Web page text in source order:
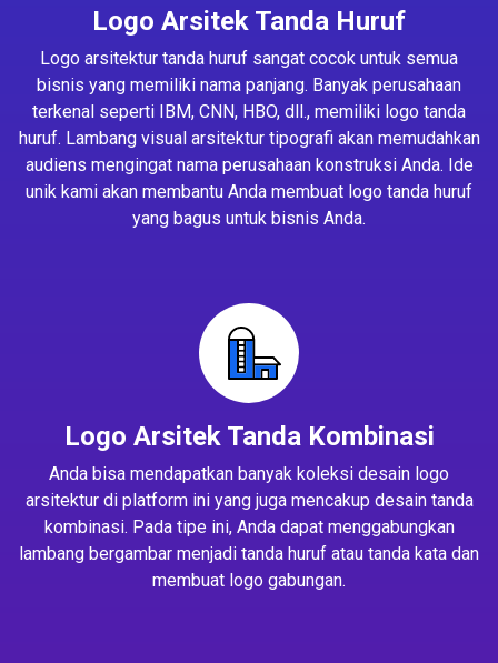
Logo Arsitek Tanda Huruf
Logo arsitektur tanda huruf sangat cocok untuk semua
bisnis yang memiliki nama panjang. Banyak perusahaan
terkenal seperti IBM, CNN, HBO, dll., memiliki logo tanda
huruf. Lambang visual arsitektur tipografi akan memudahkan
audiens mengingat nama perusahaan konstruksi Anda. Ide
unik kami akan membantu Anda membuat logo tanda huruf
yang bagus untuk bisnis Anda.
Logo Arsitek Tanda Kombinasi
Anda bisa mendapatkan banyak koleksi desain logo
arsitektur di platform ini yang juga mencakup desain tanda
kombinasi. Pada tipe ini, Anda dapat menggabungkan
lambang bergambar menjadi tanda huruf atau tanda kata dan
membuat logo gabungan.